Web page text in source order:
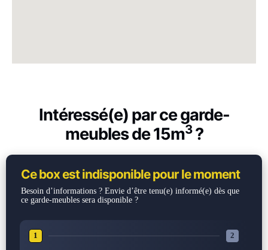
Intéressé(e) par ce garde-
meubles de 15m3?
Ce box est indisponible pour le moment
Besoin d’informations ? Envie d’être tenu(e) informé(e) dès que
ce garde-meubles sera disponible ?
1 2